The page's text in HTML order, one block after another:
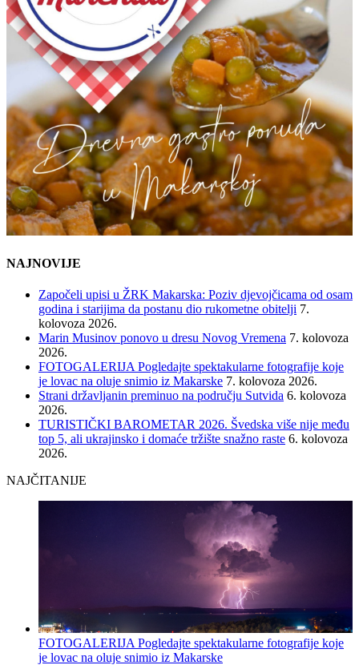
NAJNOVIJE
Započeli upisi u ŽRK Makarska: Poziv djevojčicama od osam
godina i starijima da postanu dio rukometne obitelji 7.
kolovoza 2026.
Marin Musinov ponovo u dresu Novog Vremena 7. kolovoza
2026.
FOTOGALERIJA Pogledajte spektakularne fotografije koje
je lovac na oluje snimio iz Makarske 7. kolovoza 2026.
Strani državljanin preminuo na području Sutvida 6. kolovoza
2026.
TURISTIČKI BAROMETAR 2026. Švedska više nije među
top 5, ali ukrajinsko i domaće tržište snažno raste 6. kolovoza
2026.
NAJČITANIJE
FOTOGALERIJA Pogledajte spektakularne fotografije koje
je lovac na oluje snimio iz Makarske